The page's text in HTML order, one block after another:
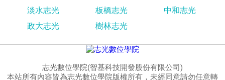
淡水志光
板橋志光
中和志光
政大志光
樹林志光
志光數位學院(智基科技開發股份有限公司)
本站所有內容皆為志光數位學院版權所有，未經同意請勿任意轉